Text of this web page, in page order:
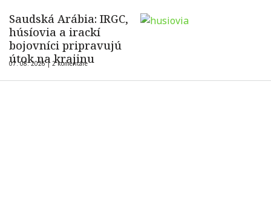
Saudská Arábia: IRGC,
húsíovia a irackí
bojovníci pripravujú
útok na krajinu
07. 08. 2026 |2 komentáre